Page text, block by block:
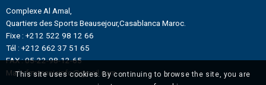
Complexe Al Amal,
Quartiers des Sports Beausejour,Casablanca Maroc.
Fixe : +212 522 98 12 66
Tél : +212 662 37 51 65
FAX : 05-22-98-12-65
Mail : frmtennisinfo@gmail.com
This site uses cookies. By continuing to browse the site, you are